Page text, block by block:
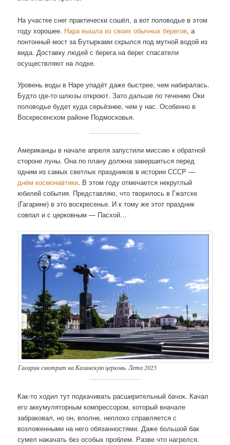
На участке снег практически сошёл, а вот половодье в этом
году хорошее. Нара вышла из своих обычных берегов, а
понтонный мост за Бутырками скрылся под мутной водой из
вида. Доставку людей с берега на берег спасатели
осуществляют на лодке.
Уровень воды в Наре упадёт даже быстрее, чем набиралась.
Будто где-то шлюзы откроют. Зато дальше по течению Оки
половодье будет куда серьёзнее, чем у нас. Особенно в
Воскресенском районе Подмосковья.
Американцы в начале апреля запустили миссию к обратной
стороне луны. Она по плану должна завершиться перед
одним из самых светлых праздников в истории СССР —
днём космонавтики. В этом году отмечается некруглый
юбилей события. Представляю, что творилось в Гжатске
(Гагарине) в это воскресенье. И к тому же этот праздник
совпал и с церковным — Пасхой…
Гагарин смотрит на Казанскую церковь. Лето 2025
Как-то ходил тут подкачивать расширительный бачок. Качал
его аккумуляторным компрессором, который вначале
забраковал, но он, вполне, неплохо справляется с
возложенными на него обязанностями. Даже большой бак
сумел накачать без особых проблем. Разве что нагрелся.